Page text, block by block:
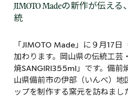
JIMOTO Madeの新作が伝え
統
「JIMOTO Made」に９月17日
加わります。岡山県の伝統工芸
焼SANGIRI355ml」です。備前
山県備前市の伊部（いんべ）地
ップを制作する窯元を訪ねまし